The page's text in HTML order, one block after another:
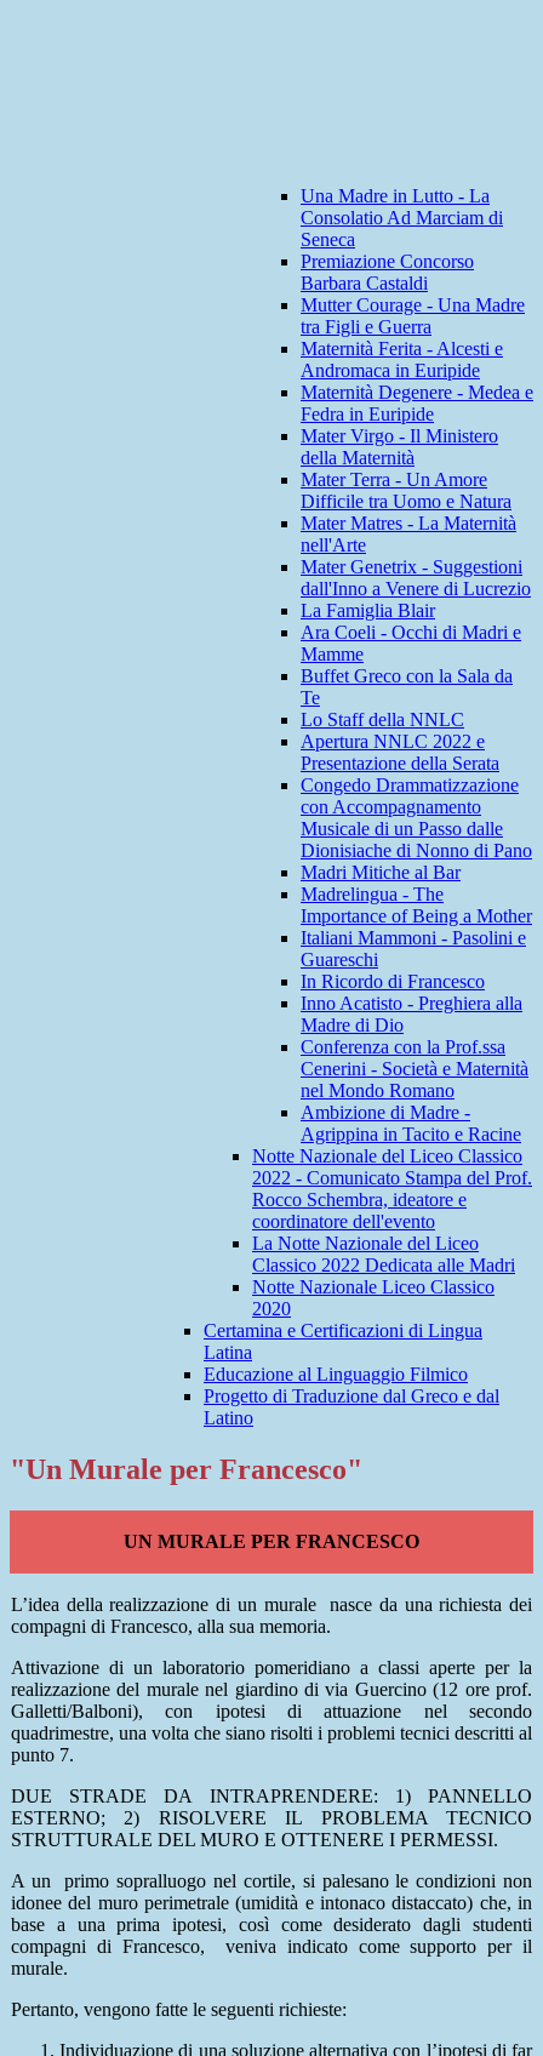
Una Madre in Lutto - La
Consolatio Ad Marciam di
Seneca
Premiazione Concorso
Barbara Castaldi
Mutter Courage - Una Madre
tra Figli e Guerra
Maternità Ferita - Alcesti e
Andromaca in Euripide
Maternità Degenere - Medea e
Fedra in Euripide
Mater Virgo - Il Ministero
della Maternità
Mater Terra - Un Amore
Difficile tra Uomo e Natura
Mater Matres - La Maternità
nell'Arte
Mater Genetrix - Suggestioni
dall'Inno a Venere di Lucrezio
La Famiglia Blair
Ara Coeli - Occhi di Madri e
Mamme
Buffet Greco con la Sala da
Te
Lo Staff della NNLC
Apertura NNLC 2022 e
Presentazione della Serata
Congedo Drammatizzazione
con Accompagnamento
Musicale di un Passo dalle
Dionisiache di Nonno di Pano
Madri Mitiche al Bar
Madrelingua - The
Importance of Being a Mother
Italiani Mammoni - Pasolini e
Guareschi
In Ricordo di Francesco
Inno Acatisto - Preghiera alla
Madre di Dio
Conferenza con la Prof.ssa
Cenerini - Società e Maternità
nel Mondo Romano
Ambizione di Madre -
Agrippina in Tacito e Racine
Notte Nazionale del Liceo Classico
2022 - Comunicato Stampa del Prof.
Rocco Schembra, ideatore e
coordinatore dell'evento
La Notte Nazionale del Liceo
Classico 2022 Dedicata alle Madri
Notte Nazionale Liceo Classico
2020
Certamina e Certificazioni di Lingua
Latina
Educazione al Linguaggio Filmico
Progetto di Traduzione dal Greco e dal
Latino
"Un Murale per Francesco"
UN MURALE PER FRANCESCO
L’idea della realizzazione di un murale nasce da una richiesta dei
compagni di Francesco, alla sua memoria.
Attivazione di un laboratorio pomeridiano a classi aperte per la
realizzazione del murale nel giardino di via Guercino (12 ore prof.
Galletti/Balboni), con ipotesi di attuazione nel secondo
quadrimestre, una volta che siano risolti i problemi tecnici descritti al
punto 7.
DUE STRADE DA INTRAPRENDERE: 1) PANNELLO
ESTERNO; 2) RISOLVERE IL PROBLEMA TECNICO
STRUTTURALE DEL MURO E OTTENERE I PERMESSI.
A un primo sopralluogo nel cortile, si palesano le condizioni non
idonee del muro perimetrale (umidità e intonaco distaccato) che, in
base a una prima ipotesi, così come desiderato dagli studenti
compagni di Francesco, veniva indicato come supporto per il
murale.
Pertanto, vengono fatte le seguenti richieste:
Individuazione di una soluzione alternativa con l’ipotesi di far